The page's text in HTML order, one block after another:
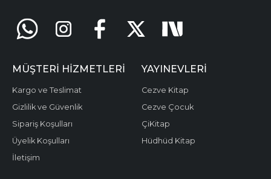
MÜŞTERI HIZMETLERI
Kargo ve Teslimat
Gizlilik ve Güvenlik
Sipariş Koşulları
Üyelik Koşulları
İletişim
YAYINEVLERI
Cezve Kitap
Cezve Çocuk
ÇiKitap
Hüdhüd Kitap